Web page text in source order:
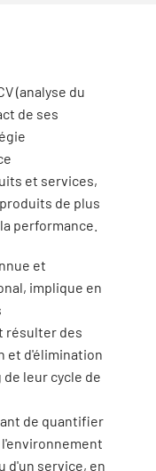
(analyse du
de ses
et services,
de plus
performance.
et
implique en
résulter des
et d'élimination
leur cycle de
de quantifier
d'un service, en